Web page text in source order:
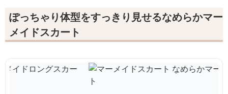
ぽっちゃり体型をすっきり見せるなめらかマー
メイドスカート